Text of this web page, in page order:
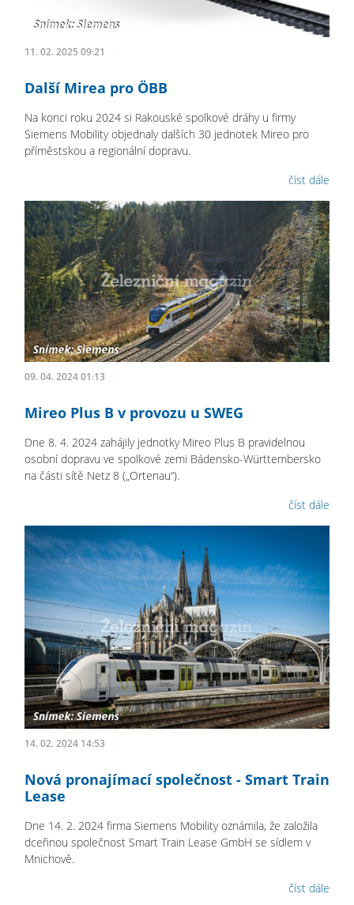
11. 02. 2025 09:21
Další Mirea pro ÖBB
Na konci roku 2024 si Rakouské spolkové dráhy u firmy
Siemens Mobility objednaly dalších 30 jednotek Mireo pro
příměstskou a regionální dopravu.
číst dále
09. 04. 2024 01:13
Mireo Plus B v provozu u SWEG
Dne 8. 4. 2024 zahájily jednotky Mireo Plus B pravidelnou
osobní dopravu ve spolkové zemi Bádensko-Württembersko
na části sítě Netz 8 („Ortenau“).
číst dále
14. 02. 2024 14:53
Nová pronajímací společnost - Smart Train
Lease
Dne 14. 2. 2024 firma Siemens Mobility oznámila, že založila
dceřinou společnost Smart Train Lease GmbH se sídlem v
Mnichově.
číst dále